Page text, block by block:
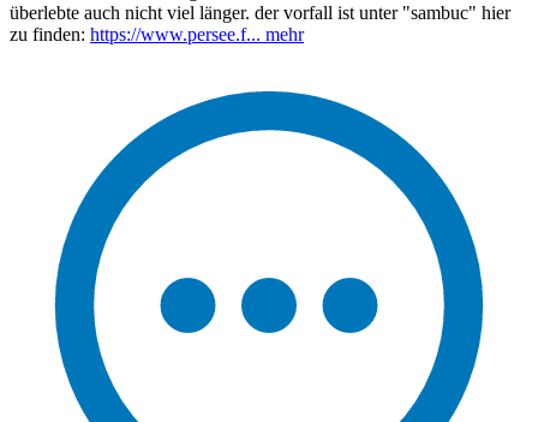
überlebte auch nicht viel länger. der vorfall ist unter "sambuc" hier
zu finden: https://www.persee.f... mehr